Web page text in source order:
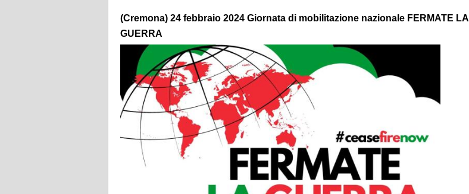
(Cremona) 24 febbraio 2024 Giornata di mobilitazione nazionale FERMATE LA
GUERRA